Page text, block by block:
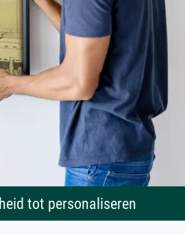
tot personaliseren